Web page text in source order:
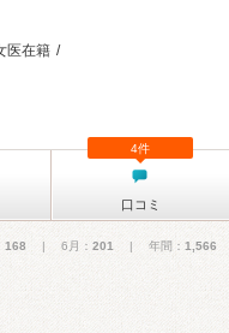
医在籍
口コミ
4件
168 | 6月： 201 | 年間： 1,566